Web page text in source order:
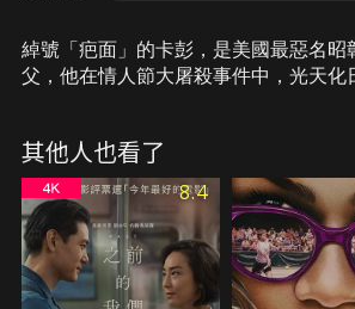
綽號「疤面」的卡彭，是美國最惡名昭
父，他在情人節大屠殺事件中，光天化
化，甚至開始出現幻象。飽受身心折磨
警方懷疑他窩藏巨款的情況下，將會做
想像的決定呢？
其他人也看了
8.4